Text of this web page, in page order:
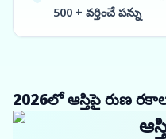
500 + వర్తించే పన్ను
2026లో ఆస్తిపై రుణ